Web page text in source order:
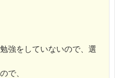
強をしていないので、選
で、